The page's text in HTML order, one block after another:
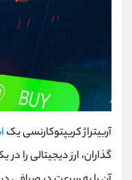
آربیتراژ کریپتوکارنسی یک
گذاران، ارز دیجیتالی